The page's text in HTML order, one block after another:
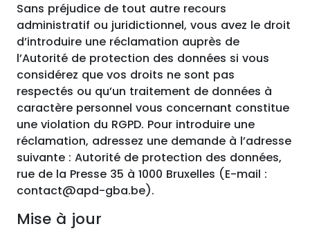
Sans préjudice de tout autre recours
administratif ou juridictionnel, vous avez le droit
d’introduire une réclamation auprès de
l’Autorité de protection des données si vous
considérez que vos droits ne sont pas
respectés ou qu’un traitement de données à
caractère personnel vous concernant constitue
une violation du RGPD. Pour introduire une
réclamation, adressez une demande à l’adresse
suivante : Autorité de protection des données,
rue de la Presse 35 à 1000 Bruxelles (E-mail :
contact@apd-gba.be).
Mise à jour